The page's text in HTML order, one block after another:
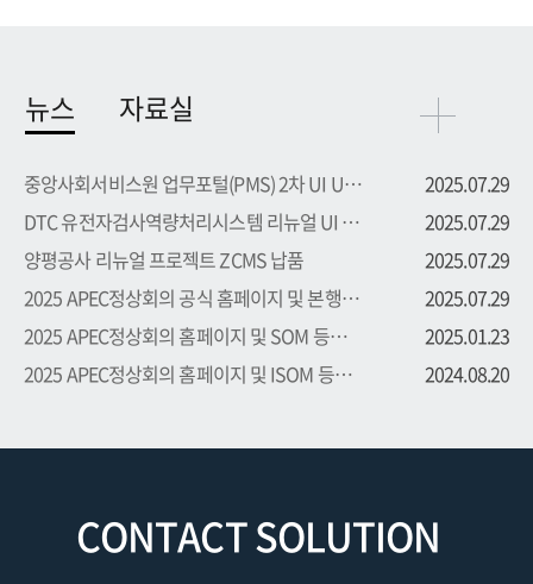
뉴스
중앙사회서비스원 업무포털(PMS) 2차 UI UX 부문 용역 수주
2025.07.29
DTC 유전자검사역량처리시스템 리뉴얼 UI UX 부문 용역 수주
2025.07.29
양평공사 리뉴얼 프로젝트 ZCMS 납품
2025.07.29
2025 APEC정상회의 공식 홈페이지 및 본행사 등록시스템 프로...
2025.07.29
2025 APEC정상회의 홈페이지 및 SOM 등록시스템 프로젝트 수주
2025.01.23
2025 APEC정상회의 홈페이지 및 ISOM 등록시스템 프로젝트 수주
2024.08.20
자료실
CONTACT SOLUTION